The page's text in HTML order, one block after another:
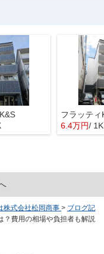
フラッティ
6.4万円/ 1K
株式会社松岡商事 > ブログ記
？費用の相場や負担者も解説